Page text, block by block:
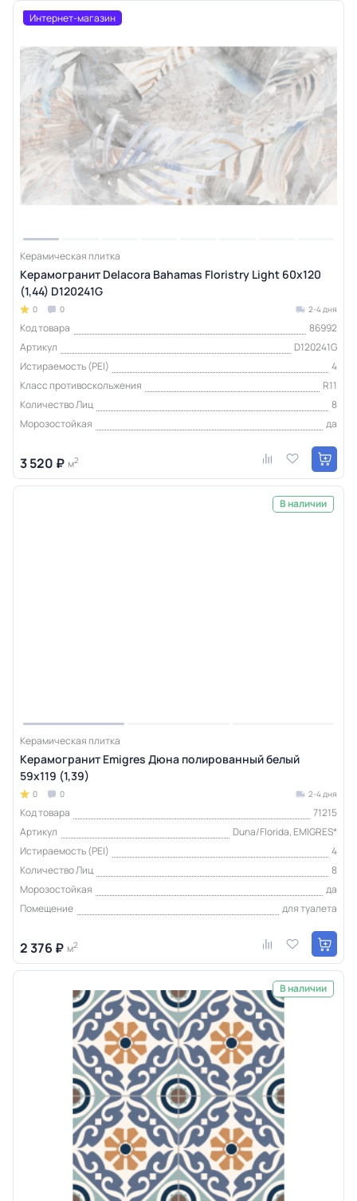
Интернет-магазин
Керамическая плитка
Керамогранит Delacora Bahamas Floristry Light 60x120
(1,44) D120241G
0 0 2-4 дня
Код товара
86992
Артикул
D120241G
Истираемость (PEI)
4
Класс противоскольжения
R11
Количество Лиц
8
Морозостойкая
да
3 520 ₽ м2
В наличии
Керамическая плитка
Керамогранит Emigres Дюна полированный белый
59x119 (1,39)
0 0 2-4 дня
Код товара
71215
Артикул
Duna/Florida, EMIGRES*
Истираемость (PEI)
4
Количество Лиц
8
Морозостойкая
да
Помещение
для туалета
2 376 ₽ м2
В наличии